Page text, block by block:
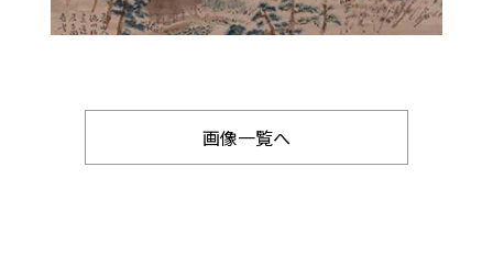
画像一覧へ